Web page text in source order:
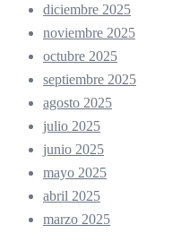
diciembre 2025
noviembre 2025
octubre 2025
septiembre 2025
agosto 2025
julio 2025
junio 2025
mayo 2025
abril 2025
marzo 2025